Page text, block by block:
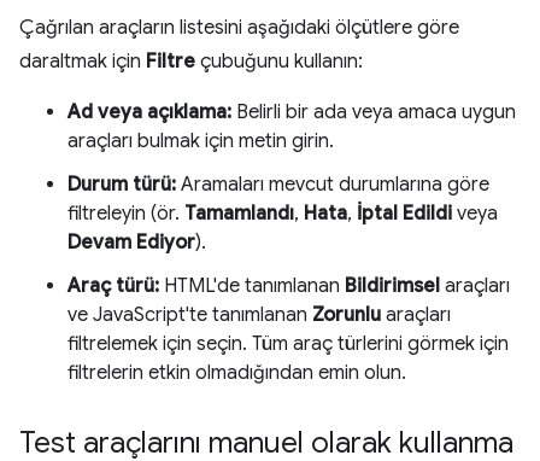
Çağrılan araçların listesini aşağıdaki ölçütlere göre
daraltmak için Filtre çubuğunu kullanın:
Ad veya açıklama: Belirli bir ada veya amaca uygun
araçları bulmak için metin girin.
Durum türü: Aramaları mevcut durumlarına göre
filtreleyin (ör. Tamamlandı, Hata, İptal Edildi veya
Devam Ediyor).
Araç türü: HTML'de tanımlanan Bildirimsel araçları
ve JavaScript'te tanımlanan Zorunlu araçları
filtrelemek için seçin. Tüm araç türlerini görmek için
filtrelerin etkin olmadığından emin olun.
Test araçlarını manuel olarak kullanma